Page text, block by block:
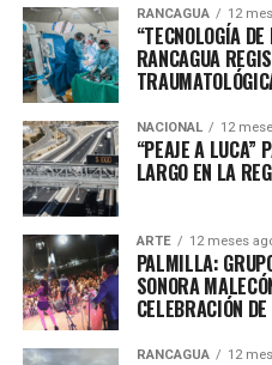
RANCAGUA 12
“TECNOLOGÍA
RANCAGUA
NACIONAL 12
“PEAJE A LUCA”
LARGO EN LA
ARTE 12 meses
PALMILLA:
SONORA
CELEBRACIÓN
RANCAGUA 12